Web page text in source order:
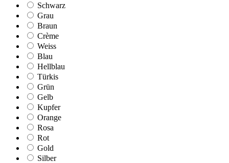
Schwarz
Grau
Braun
Crème
Weiss
Blau
Hellblau
Türkis
Grün
Gelb
Kupfer
Orange
Rosa
Rot
Gold
Silber